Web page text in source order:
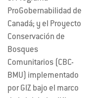
ProGobernabilidad de
Canadá; y el Proyecto
Conservación de
Bosques
Comunitarios (CBC-
BMU) implementado
por GIZ bajo el marco